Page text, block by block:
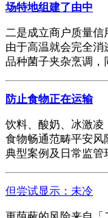
场特地组建了由中
二是成立商户质量
由于高温就会完全
品种菌子夹杂烹调，
防止食物正在运输
饮料、酸奶、冰激凌
食物畅通范畴平安风
典型案例及日常监管
但尝试显示：未冷